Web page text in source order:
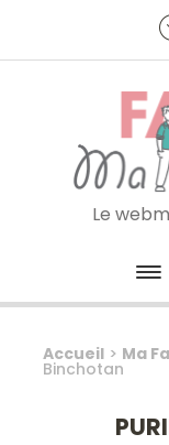
Je
Le
Accueil > Ma
Binchotan
Panneau de gestion